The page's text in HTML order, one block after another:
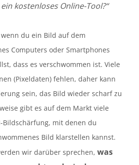
kostenloses Online-Tool?“
du ein Bild auf dem
Computers oder Smartphones
dass es verschwommen ist. Viele
(Pixeldaten) fehlen, daher kann
sein, das Bild wieder scharf zu
gibt es auf dem Markt viele
Bildschärfung, mit denen du
Bild klarstellen kannst.
wir darüber sprechen, was